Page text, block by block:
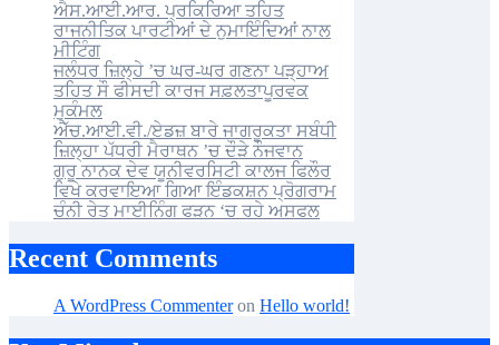
ਐਸ.ਆਈ.ਆਰ. ਪ੍ਰਕਿਰਿਆ ਤਹਿਤ
ਰਾਜਨੀਤਿਕ ਪਾਰਟੀਆਂ ਦੇ ਨੁਮਾਇੰਦਿਆਂ ਨਾਲ
ਮੀਟਿੰਗ
ਜਲੰਧਰ ਜ਼ਿਲ੍ਹੇ ’ਚ ਘਰ-ਘਰ ਗਣਨਾ ਪੜ੍ਹਾਅ
ਤਹਿਤ ਸੌ ਫੀਸਦੀ ਕਾਰਜ ਸਫ਼ਲਤਾਪੂਰਵਕ
ਮੁਕੰਮਲ
ਐੱਚ.ਆਈ.ਵੀ./ਏਡਜ਼ ਬਾਰੇ ਜਾਗਰੂਕਤਾ ਸਬੰਧੀ
ਜ਼ਿਲ੍ਹਾ ਪੱਧਰੀ ਮੈਰਾਥਨ ’ਚ ਦੌੜੇ ਨੌਜਵਾਨ
ਗੁਰੂ ਨਾਨਕ ਦੇਵ ਯੂਨੀਵਰਸਿਟੀ ਕਾਲਜ ਫਿਲੌਰ
ਵਿਖੇ ਕਰਵਾਇਆ ਗਿਆ ਇੰਡਕਸ਼ਨ ਪ੍ਰੋਗਰਾਮ
ਚੰਨੀ ਰੇਤ ਮਾਈਨਿੰਗ ਫੜਨ ‘ਚ ਰਹੇ ਅਸਫਲ
Recent Comments
A WordPress Commenteron Hello world!